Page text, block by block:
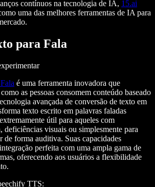
contínuos na tecnologia de IA, 15.ai
uma das melhores ferramentas de IA para
para Fala
é uma ferramenta inovadora que
as pessoas consomem conteúdo baseado
avançada de conversão de texto em
texto escrito em palavras faladas
útil para aqueles com
deficiências visuais ou simplesmente para
de forma auditiva. Suas capacidades
perfeita com uma ampla gama de
oferecendo aos usuários a flexibilidade
TTS: